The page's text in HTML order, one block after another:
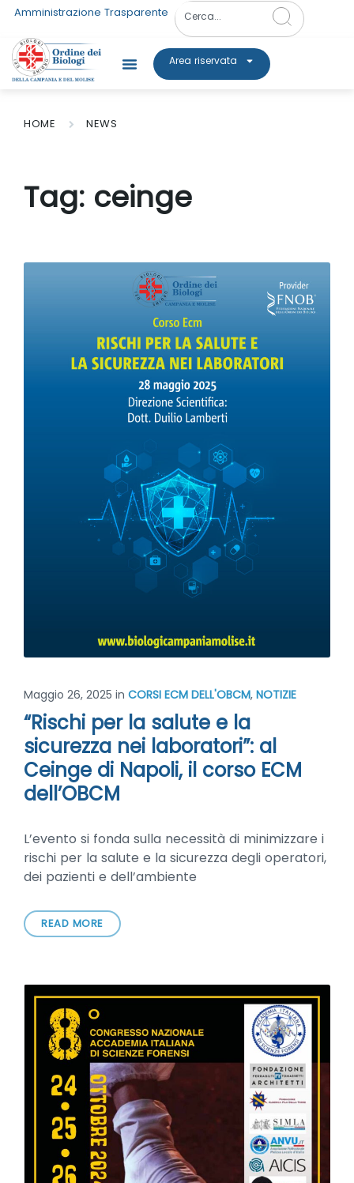
Amministrazione Trasparente
Area riservata
HOME NEWS
Tag: ceinge
Maggio 26, 2025 in CORSI ECM DELL'OBCM, NOTIZIE
“Rischi per la salute e la
sicurezza nei laboratori”: al
Ceinge di Napoli, il corso ECM
dell’OBCM
L’evento si fonda sulla necessità di minimizzare i
rischi per la salute e la sicurezza degli operatori,
dei pazienti e dell’ambiente
READ MORE